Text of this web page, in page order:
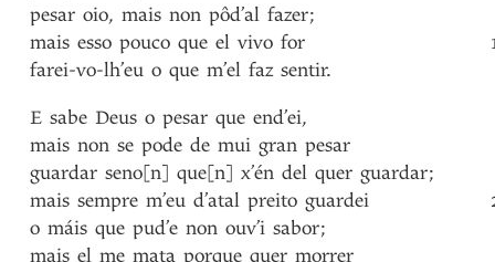
pesar oio, mais non pôd’al fazer;
mais esso pouco que el vivo for
farei-vo-lh’eu o que m’el faz sentir.
E sabe Deus o pesar que end’ei,
mais non se pode de mui gran pesar
guardar seno[n] que[n] x’én del quer guardar;
mais sempre m’eu d’atal preito guardei
o máis que pud’e non ouv’i sabor;
mais el me mata porque quer morrer